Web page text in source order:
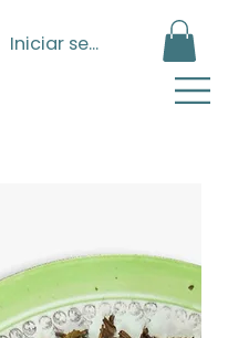
Iniciar sesión